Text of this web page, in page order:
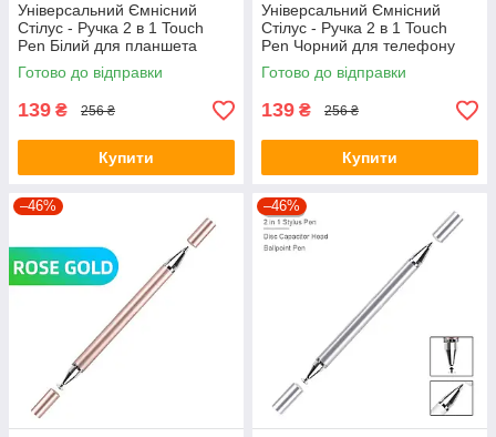
Універсальний Ємнісний
Стілус - Ручка 2 в 1 Touch
Pen Білий для планшета
сенсорного екрану
Готово до відправки
139 ₴ 256 ₴
Купити
Універсальний Ємнісний
Стілус - Ручка 2 в 1 Touch
Pen Чорний для телефону
сенсорного екрана
Готово до відправки
139 ₴ 256 ₴
Купити
–46% –46%